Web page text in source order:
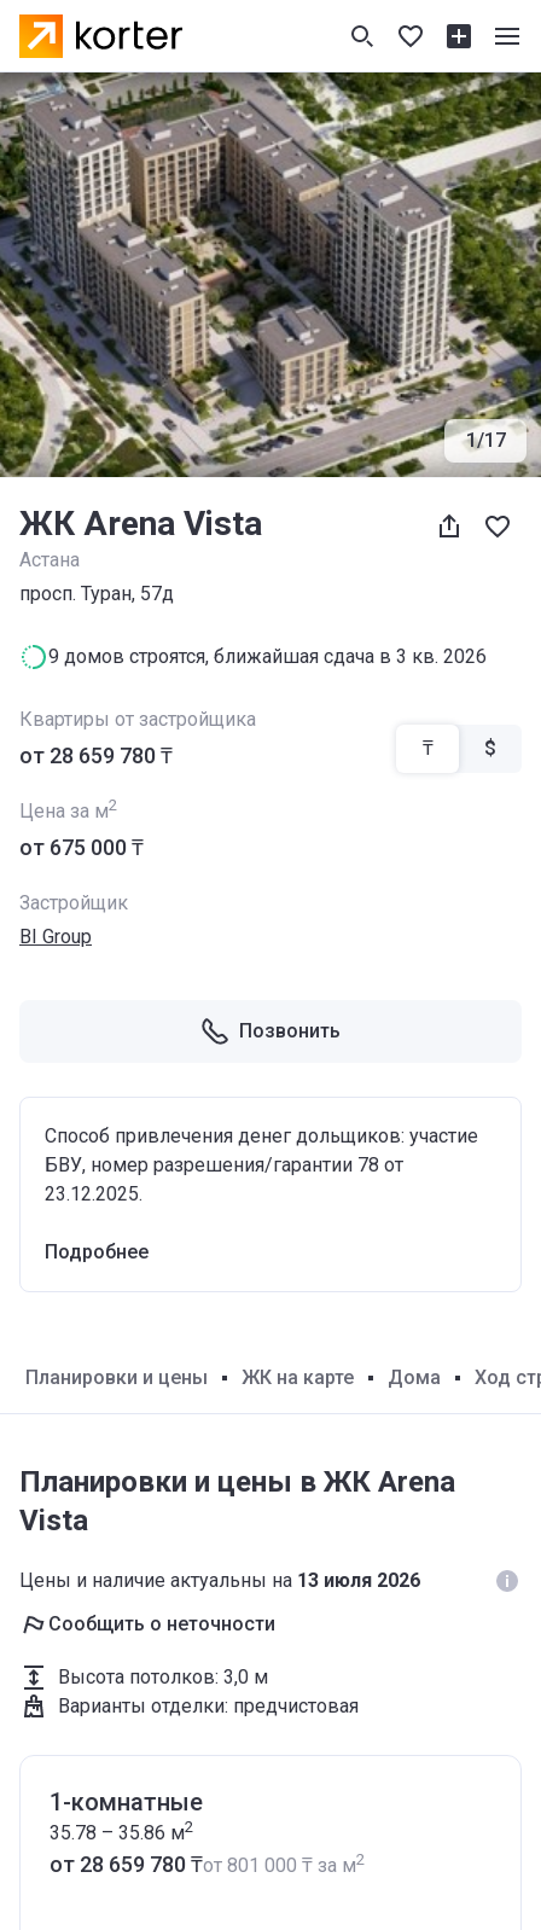
1/17
ЖК Arena Vista
Астана
​просп. Туран, 57д
9 домов строятся, ближайшая сдача в 3 кв. 2026
Квартиры от застройщика
от ‍28 659 780 ₸
Цена за м2
от ‍675 000 ₸
₸ $
Застройщик
BI Group
Позвонить
Способ привлечения денег дольщиков: участие
БВУ, номер разрешения/гарантии 78 от
23.12.2025.
Подробнее
Планировки и цены ЖК на карте Дома Ход
Планировки и цены в ЖК Arena
Vista
Цены и наличие актуальны на 13 июля 2026
Сообщить о неточности
Высота потолков: 3,0 м
Варианты отделки: предчистовая
1-комнатные
35.78 – 35.86 м2
от ‍28 659 780 ₸от ‍801 000 ₸ за м2